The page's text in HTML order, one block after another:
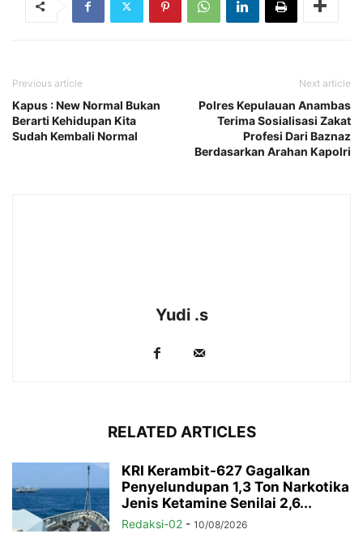
Previous article
Kapus : New Normal Bukan
Berarti Kehidupan Kita
Sudah Kembali Normal
Next article
Polres Kepulauan Anambas
Terima Sosialisasi Zakat
Profesi Dari Baznaz
Berdasarkan Arahan Kapolri
Yudi .s
RELATED ARTICLES
KRI Kerambit-627 Gagalkan
Penyelundupan 1,3 Ton Narkotika
Jenis Ketamine Senilai 2,6...
Redaksi-02 - 10/08/2026